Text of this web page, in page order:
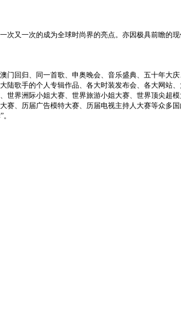
又一次的成为全球时尚界的亮点。亦因极具前瞻的
回归、同一首歌、申奥晚会、音乐盛典、五十年大
歌手的个人专辑作品、各大时装发布会、各大网站
世界洲际小姐大赛、世界旅游小姐大赛、世界顶尖
赛、历届广告模特大赛、历届电视主持人大赛等众